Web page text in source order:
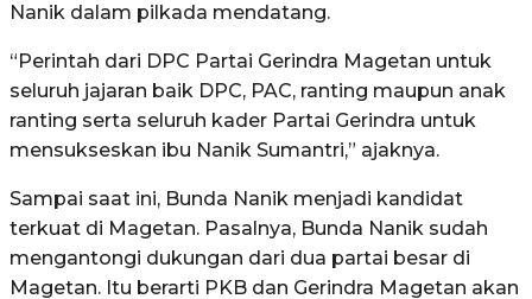
Nanik dalam pilkada mendatang.
“Perintah dari DPC Partai Gerindra Magetan untuk
seluruh jajaran baik DPC, PAC, ranting maupun anak
ranting serta seluruh kader Partai Gerindra untuk
mensukseskan ibu Nanik Sumantri,” ajaknya.
Sampai saat ini, Bunda Nanik menjadi kandidat
terkuat di Magetan. Pasalnya, Bunda Nanik sudah
mengantongi dukungan dari dua partai besar di
Magetan. Itu berarti PKB dan Gerindra Magetan akan